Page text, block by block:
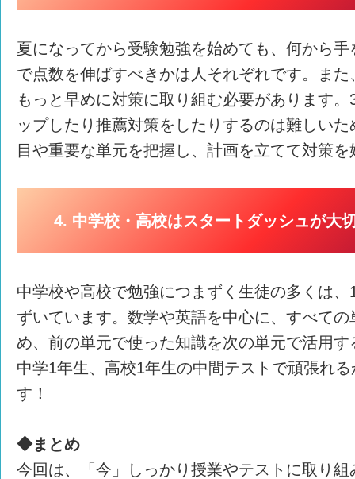
夏になってから受験勉強を始めても、何から
で点数を伸ばすべきかは人それぞれです。ま
もっと早めに対策に取り組む必要があります
ップしたり推薦対策をしたりするのは難しい
目や重要な単元を把握し、計画を立てて対策
4. 中学校・高校はスタートダッシュが大
中学校や高校で勉強につまずく生徒の多くは
ずいています。数学や英語を中心に、すべて
め、前の単元で使った知識を次の単元で活用
中学1年生、高校1年生の中間テストで頑張れ
す！
◆まとめ
今回は、「今」しっかり授業やテストに取り